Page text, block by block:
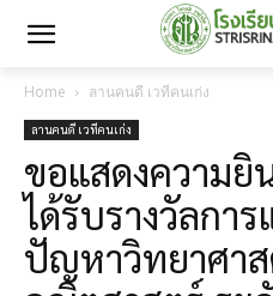
Home ลานคนดี เวทีคนเก่ง
ลานคนดี เวทีคนเก่ง
ขอแสดงความยิ
ได้รับรางวัลกา
ปัญหาวิทยาศา